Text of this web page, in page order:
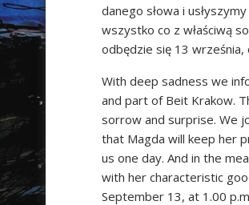
danego słowa i
wszystko co z właściwą
odbędzie się 13
With deep sadness we
and part of Beit Krakow.
sorrow and surprise. We
that Magda will keep her
us one day. And in the
with her characteristic
September 13, at 1.00